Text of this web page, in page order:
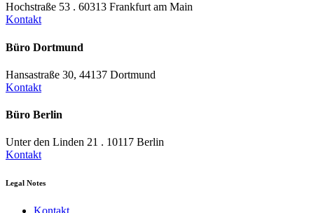
Hochstraße 53 . 60313 Frankfurt am Main
Kontakt
Büro Dortmund
Hansastraße 30, 44137 Dortmund
Kontakt
Büro Berlin
Unter den Linden 21 . 10117 Berlin
Kontakt
Legal Notes